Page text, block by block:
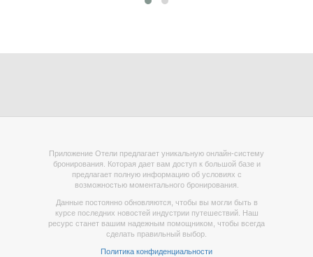
Приложение Отели предлагает уникальную онлайн-систему
бронирования. Которая дает вам доступ к большой базе и
предлагает полную информацию об условиях с
возможностью моментального бронирования.
Данные постоянно обновляются, чтобы вы могли быть в
курсе последних новостей индустрии путешествий. Наш
ресурс станет вашим надежным помощником, чтобы всегда
сделать правильный выбор.
Политика конфиденциальности